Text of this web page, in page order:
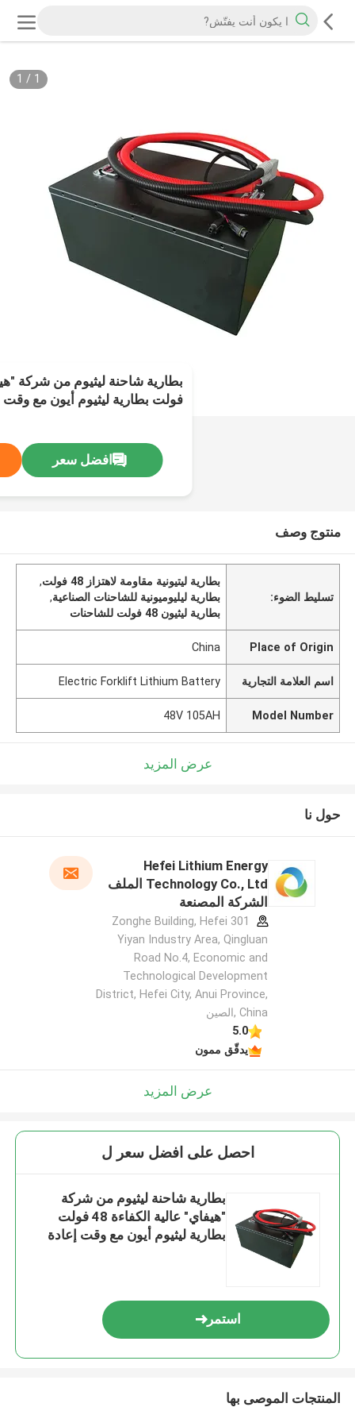
1
/
1
افضل سعر
منتوج وصف
تسليط الضوء:
بطارية ليتيونية مقاومة لاهتزاز 48 فولت
,
بطارية ليليوميونية للشاحنات الصناعية,
بطارية ليثيون 48 فولت للشاحنات
Place of Origin
China
اسم العلامة التجارية Electric Forklift Lithium Battery
Model Number
48V 105AH
عرض المزيد
حول نا
Hefei Lithium Energy
Technology Co., Ltd الملف
الشركة المصنعة
301 Zonghe Building, Hefei
Yiyan Industry Area, Qingluan
Road No.4, Economic and
Technological Development
District, Hefei City, Anui Province,
China ,الصين
5.0
يدقّق ممون
عرض المزيد
احصل على افضل سعر ل
بطارية شاحنة ليثيوم من شركة
"هيفاي" عالية الكفاءة 48 فولت
بطارية ليثيوم أيون مع وقت إعادة
استمر
المنتجات الموصى بها